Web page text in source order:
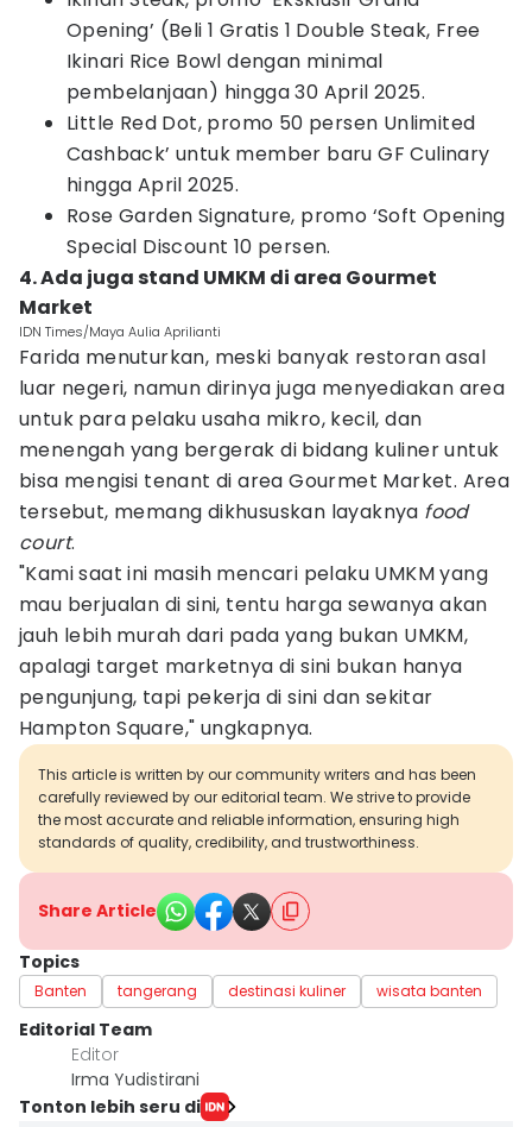
Opening’ (Beli 1 Gratis 1 Double Steak, Free
Ikinari Rice Bowl dengan minimal
pembelanjaan) hingga 30 April 2025.
Little Red Dot, promo 50 persen Unlimited
Cashback’ untuk member baru GF Culinary
hingga April 2025.
Rose Garden Signature, promo ‘Soft Opening
Special Discount 10 persen.
4. Ada juga stand UMKM di area Gourmet
Market
IDN Times/Maya Aulia Aprilianti
Farida menuturkan, meski banyak restoran asal
luar negeri, namun dirinya juga menyediakan area
untuk para pelaku usaha mikro, kecil, dan
menengah yang bergerak di bidang kuliner untuk
bisa mengisi tenant di area Gourmet Market. Area
tersebut, memang dikhususkan layaknya food
court.
"Kami saat ini masih mencari pelaku UMKM yang
mau berjualan di sini, tentu harga sewanya akan
jauh lebih murah dari pada yang bukan UMKM,
apalagi target marketnya di sini bukan hanya
pengunjung, tapi pekerja di sini dan sekitar
Hampton Square," ungkapnya.
This article is written by our community writers and has been
carefully reviewed by our editorial team. We strive to provide
the most accurate and reliable information, ensuring high
standards of quality, credibility, and trustworthiness.
Share Article
Topics
Banten tangerang destinasi kuliner wisata banten
Editorial Team
Editor
Irma Yudistirani
Tonton lebih seru di